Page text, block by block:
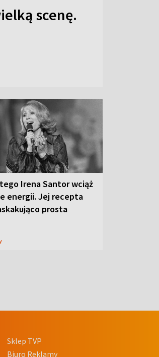
scenę.
Irena Santor wciąż
energii. Jej recepta
prosta
Sklep TVP
Biuro Reklamy